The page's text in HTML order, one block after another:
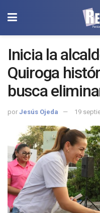
Inicia la
Quiroga
busca
en El Esterito
Paz.
por Jesús Ojeda 19